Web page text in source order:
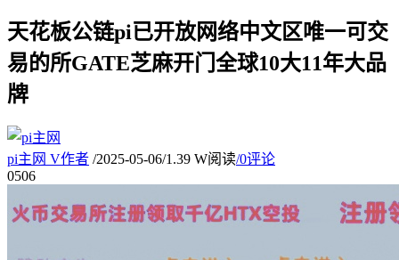
天花板公链pi已开放网络中文区唯一可交
易的所GATE芝麻开门全球10大11年大品
牌
pi主网 V作者 /2025-05-06/1.39 W阅读/0评论
0506